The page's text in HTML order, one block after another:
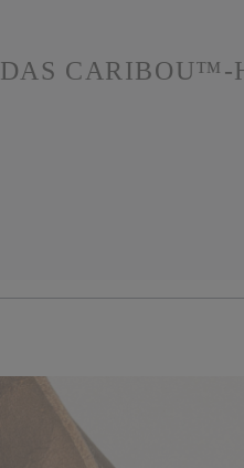
DAS CARIBOU™-